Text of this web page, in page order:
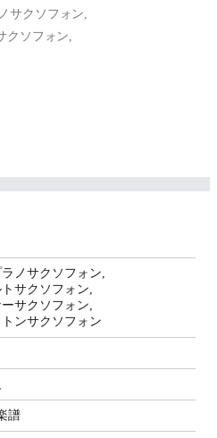
サクソフォン,
クソフォン,
ノサクソフォン,
サクソフォン,
サクソフォン,
ンサクソフォン
譜